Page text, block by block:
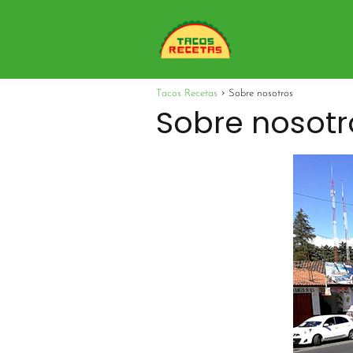
Tacos Recetas Sobre nosotros
Sobre